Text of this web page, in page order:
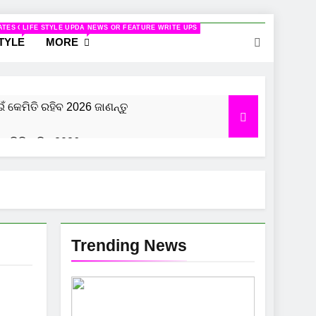
TO WOMEN
ON CINEMA
LIFE STYLE UPDATES
MORE
NEWS OR FEATURE WRITE UPS
କେମିତି ରହିବ 2026 ଜାଣନ୍ତୁ
ରହିବ 2026, ଜାଣନ୍ତୁ
Trending News